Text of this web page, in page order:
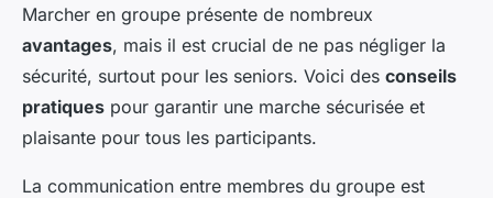
Marcher en groupe présente de nombreux
avantages, mais il est crucial de ne pas négliger la
sécurité, surtout pour les seniors. Voici des conseils
pratiques pour garantir une marche sécurisée et
plaisante pour tous les participants.
La communication entre membres du groupe est